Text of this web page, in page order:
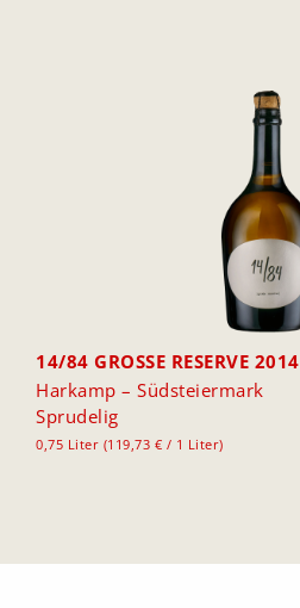
14/84 GROSSE RESERVE 2014
Harkamp – Südsteiermark
Sprudelig
0,75 Liter (119,73 € / 1 Liter)